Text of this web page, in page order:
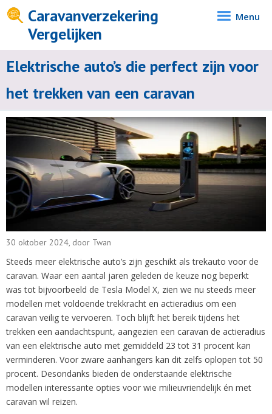
Caravanverzekering
Vergelijken
Menu
Elektrische auto’s die perfect zijn voor
het trekken van een caravan
30 oktober 2024, door Twan
Steeds meer elektrische auto’s zijn geschikt als trekauto voor de
caravan. Waar een aantal jaren geleden de keuze nog beperkt
was tot bijvoorbeeld de Tesla Model X, zien we nu steeds meer
modellen met voldoende trekkracht en actieradius om een
caravan veilig te vervoeren. Toch blijft het bereik tijdens het
trekken een aandachtspunt, aangezien een caravan de actieradius
van een elektrische auto met gemiddeld 23 tot 31 procent kan
verminderen. Voor zware aanhangers kan dit zelfs oplopen tot 50
procent. Desondanks bieden de onderstaande elektrische
modellen interessante opties voor wie milieuvriendelijk én met
caravan wil reizen.